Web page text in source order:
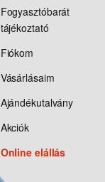
Fogyasztóbarát
tájékoztató
Fiókom
Vásárlásaim
Ajándékutalvány
Akciók
Online elállás